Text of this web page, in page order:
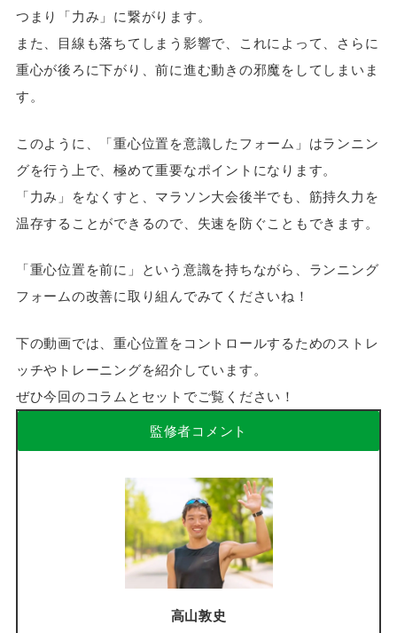
つまり「力み」に繋がります。
また、目線も落ちてしまう影響で、これによって、さらに
重心が後ろに下がり、前に進む動きの邪魔をしてしまいま
す。
このように、「重心位置を意識したフォーム」はランニン
グを行う上で、極めて重要なポイントになります。
「力み」をなくすと、マラソン大会後半でも、筋持久力を
温存することができるので、失速を防ぐこともできます。
「重心位置を前に」という意識を持ちながら、ランニング
フォームの改善に取り組んでみてくださいね！
下の動画では、重心位置をコントロールするためのストレ
ッチやトレーニングを紹介しています。
ぜひ今回のコラムとセットでご覧ください！
監修者コメント
高山敦史